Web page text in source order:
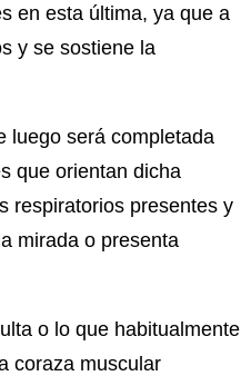
en esta última, ya que a
y se sostiene la
luego será completada
que orientan dicha
respiratorios presentes y
mirada o presenta
o lo que habitualmente
coraza muscular